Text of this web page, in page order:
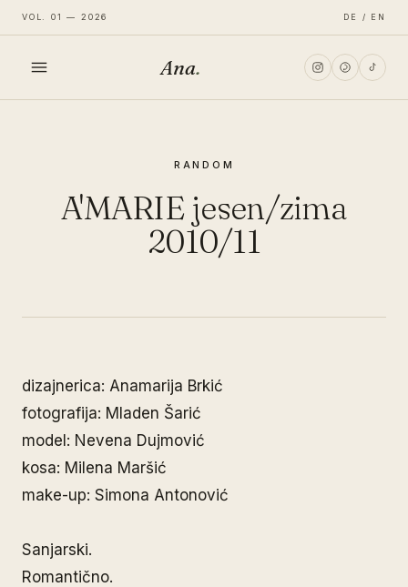
VOL. 01 — 2026 DE / EN
Ana.
RANDOM
A'MARIE jesen/zima
2010/11
dizajnerica: Anamarija Brkić
fotografija: Mladen Šarić
model: Nevena Dujmović
kosa: Milena Maršić
make-up: Simona Antonović
Sanjarski.
Romantično.